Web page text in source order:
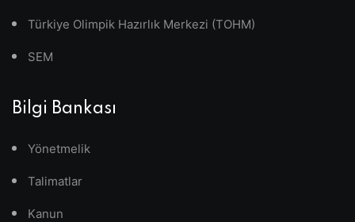
Türkiye Olimpik Hazırlık Merkezi (TOHM)
SEM
Bilgi Bankası
Yönetmelik
Talimatlar
Kanun